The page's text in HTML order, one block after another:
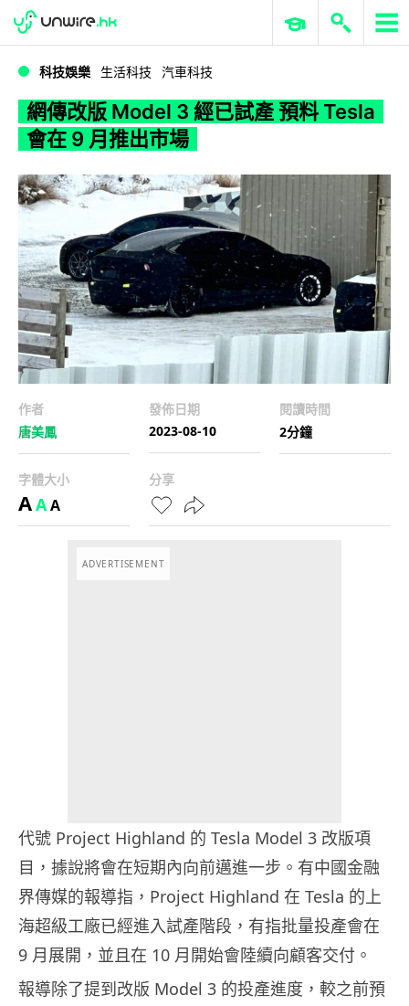
WWDC 2026 ERP 與商業 AI
科技娛樂 生活科技 汽車科技
網傳改版 Model 3 經已試產 預料 Tesla
會在 9 月推出市場
作者
唐美鳳
發佈日期
2023-08-10
閱讀時間
2分鐘
字體大小
AAA
分享
ADVERTISEMENT
代號 Project Highland 的 Tesla Model 3 改版項
目，據說將會在短期內向前邁進一步。有中國金融
界傳媒的報導指，Project Highland 在 Tesla 的上
海超級工廠已經進入試產階段，有指批量投產會在
9 月展開，並且在 10 月開始會陸續向顧客交付。
報導除了提到改版 Model 3 的投產進度，較之前預